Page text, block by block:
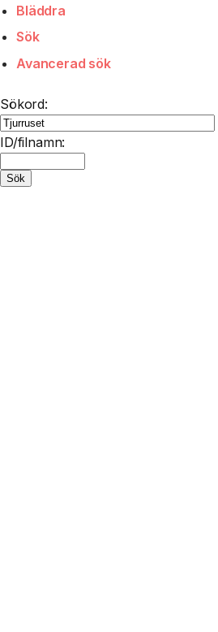
Bläddra
Sök
Avancerad sök
Sökord:
ID/filnamn: